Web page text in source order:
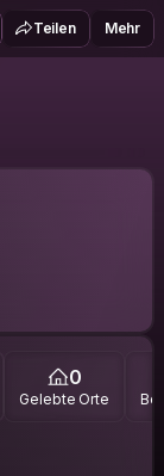
Teilen Mehr
0
Gelebte Orte